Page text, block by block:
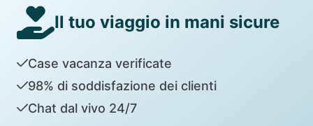
Il tuo viaggio in mani sicure
Case vacanza verificate
98% di soddisfazione dei clienti
Chat dal vivo 24/7